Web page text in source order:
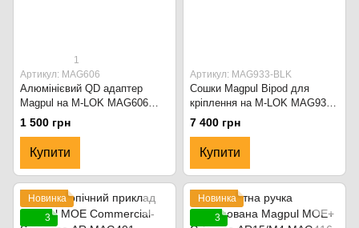
1
Артикул: MAG606
Алюмінієвий QD адаптер
Magpul на M-LOK MAG606
Черный
1 500 грн
Купити
Артикул: MAG933-BLK
Сошки Magpul Bipod для
кріплення на M-LOK MAG933-
FDE Flat Dark Earth
7 400 грн
Купити
Новинка
3
Новинка
3